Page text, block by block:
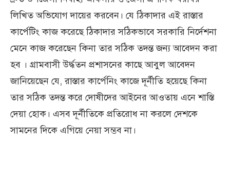
লিখিত অভিযোগ দায়ের করবেন। যে ঠিকাদার এই রাস্তার
কার্পেটিং কাজ করেছে ঠিকাদার সঠিকভাবে সরকারি নির্দেশনা
মেনে কাজ করেছেন কিনা তার সঠিক তদন্ত জন্য আবেদন করা
হব । গ্রামবাসী উর্দ্ধতন প্রশাসনের কাছে আবুল আবেদন
জানিয়েছেন যে, রাস্তার কার্পেনিং কাজে দূর্নীতি হয়েছে কিনা
তার সঠিক তদন্ত করে দোষীদের আইনের আওতায় এনে শাস্তি
দেয়া হোক। এসব দূর্নীতিকে প্রতিরোধ না করলে দেশকে
সামনের দিকে এগিয়ে নেয়া সম্ভব না।